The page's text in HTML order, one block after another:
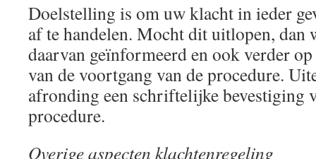
Doelstelling is om uw klacht in ieder
af te handelen. Mocht dit uitlopen, dan
daarvan geïnformeerd en ook verder
van de voortgang van de procedure.
afronding een schriftelijke bevestiging
procedure.
Overige aspecten klachtenregeling